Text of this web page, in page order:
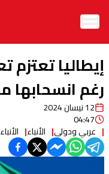
الأخبار
آراء
فيديو
مواقف
إيطاليا تعتزم
رغم انسحابها
12 نيسان 2024
04:47
عربي ودولي الأنباء الأنباء